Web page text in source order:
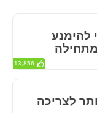
להימנע
13,856
לצריכה